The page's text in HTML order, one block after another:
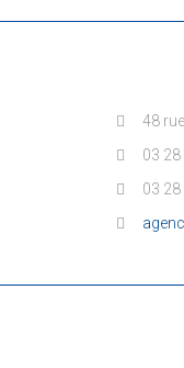
48
03 28
03 28